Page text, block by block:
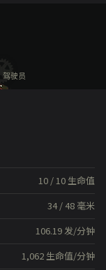
驾驶员
10 / 10 生命值
34 / 48 毫米
106.19 发/分钟
1,062 生命值/分钟